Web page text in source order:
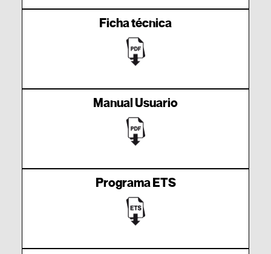
Ficha técnica
Manual Usuario
Programa ETS